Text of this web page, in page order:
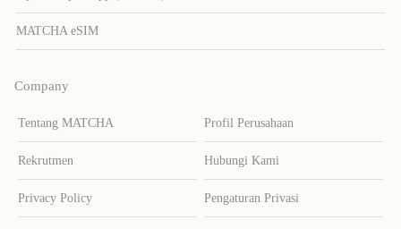
MATCHA eSIM
Company
Tentang MATCHA Profil Perusahaan
Rekrutmen Hubungi Kami
Privacy Policy Pengaturan Privasi